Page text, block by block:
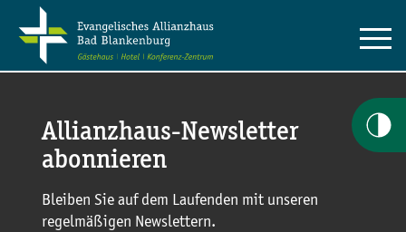
Allianzhaus-Newsletter
abonnieren
Bleiben Sie auf dem Laufenden mit unseren
regelmäßigen Newslettern.